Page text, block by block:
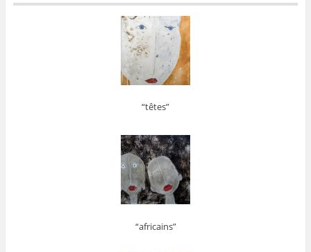
“têtes”
“africains”